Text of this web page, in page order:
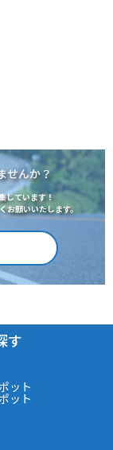
せんか？
しています！
願いいたします。
す
ット
ット